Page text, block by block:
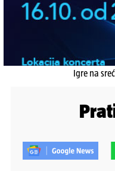
Igre na